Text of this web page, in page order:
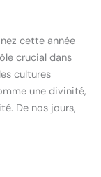
cette année
crucial dans
cultures
une divinité,
De nos jours,